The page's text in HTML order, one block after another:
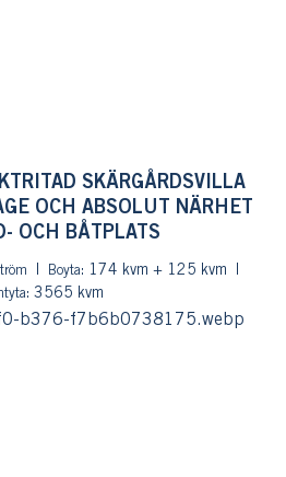
SKÄRGÅRDSVILLA
OCH ABSOLUT NÄRHET
OCH BÅTPLATS
Boyta: 174 kvm + 125 kvm
: 3565 kvm